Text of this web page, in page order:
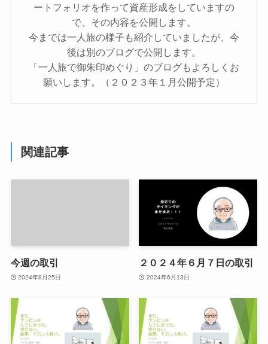
ートフォリオを作って資産形成をしていますの
で、その内容を公開します。
今までは一人旅の様子も紹介していましたが、今
後は別のブログで公開します。
「一人旅で御朱印めぐり」のブログもよろしくお
願いします。（２０２３年１月公開予定）
関連記事
今週の取引
2024年8月25日
２０２４年６月７日の取引
2024年6月13日